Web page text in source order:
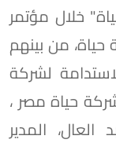
خلال مؤتمر
من بينهم
لشركة
حياة مصر ،
المدير